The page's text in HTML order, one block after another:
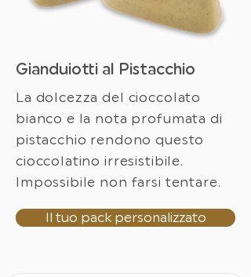
Gianduiotti al Pistacchio
La dolcezza del cioccolato
bianco e la nota profumata di
pistacchio rendono questo
cioccolatino irresistibile.
Impossibile non farsi tentare.
Il tuo pack personalizzato